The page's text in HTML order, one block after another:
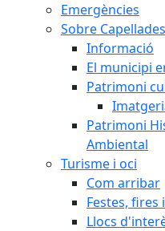
Emergències
Sobre Capellades
Informació
El municipi
Patrimoni
Patrimoni
Ambiental
Turisme i oci
Com arribar
Festes, fires
Llocs